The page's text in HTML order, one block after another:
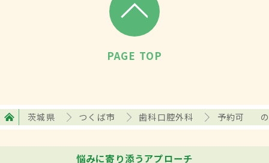
PAGE TOP
茨城県 つくば市 歯科口腔外科 予約可
悩みに寄り添うアプローチ